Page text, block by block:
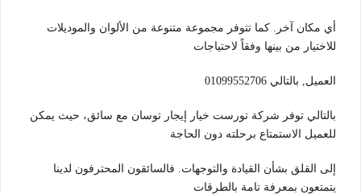
أي مكان آخر. كما تتوفر مجموعة متنوعة من الألوان والموديلات
للاختيار من بينها وفقاً لاحتياجات
العميل, بالتالي 01099552706
بالتالي توفر شركة تورست خيار إيجار توسان مع سائق، حيث يمكن
للعميل الاستمتاع برحلته دون الحاجة
إلى القلق بشأن القيادة والتوجهات. فالسائقون المحترفون لدينا
يتمتعون بمعرفة تامة بالطرقات